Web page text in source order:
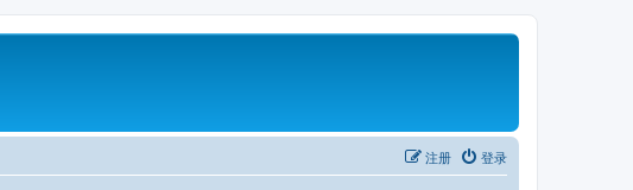
登录
注册